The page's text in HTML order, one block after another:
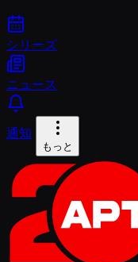
シリーズ
ニュース
通知
もっと